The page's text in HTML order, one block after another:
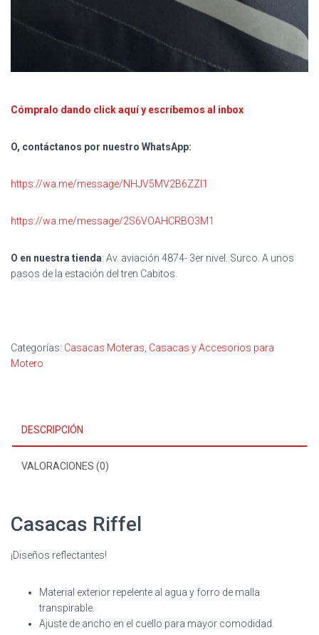
Cómpralo dando click aquí y escríbemos al inbox
O, contáctanos por nuestro WhatsApp:
https://wa.me/message/NHJV5MV2B6ZZI1
https://wa.me/message/2S6VOAHCRBO3M1
O en nuestra tienda: Av. aviación 4874- 3er nivel. Surco. A unos
pasos de la estación del tren Cabitos.
Categorías: Casacas Moteras, Casacas y Accesorios para
Motero
DESCRIPCIÓN
VALORACIONES (0)
Casacas Riffel
¡Diseños reflectantes!
Material exterior repelente al agua y forro de malla
transpirable.
Ajuste de ancho en el cuello para mayor comodidad.